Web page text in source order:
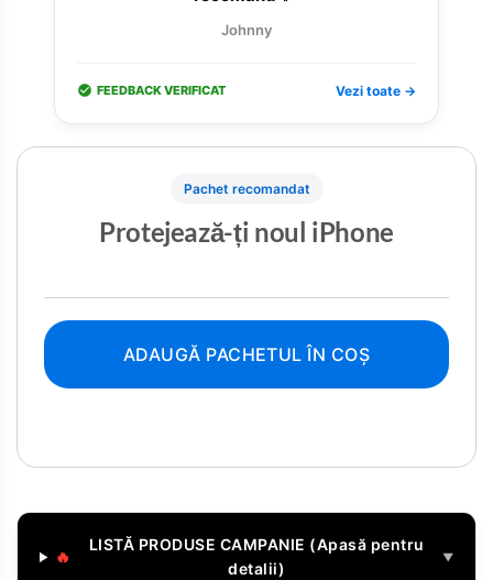
Johnny
FEEDBACK VERIFICAT Vezi toate →
Pachet recomandat
Protejează-ți noul iPhone
ADAUGĂ PACHETUL ÎN COȘ
🔥
LISTĂ PRODUSE CAMPANIE (Apasă pentru
detalii)
▼